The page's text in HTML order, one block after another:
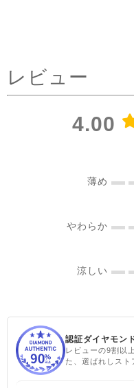
レビュー
4.00
薄め
やわらか
涼しい
認証ダイヤモン
レビューの9割以
た、選ばれしスト